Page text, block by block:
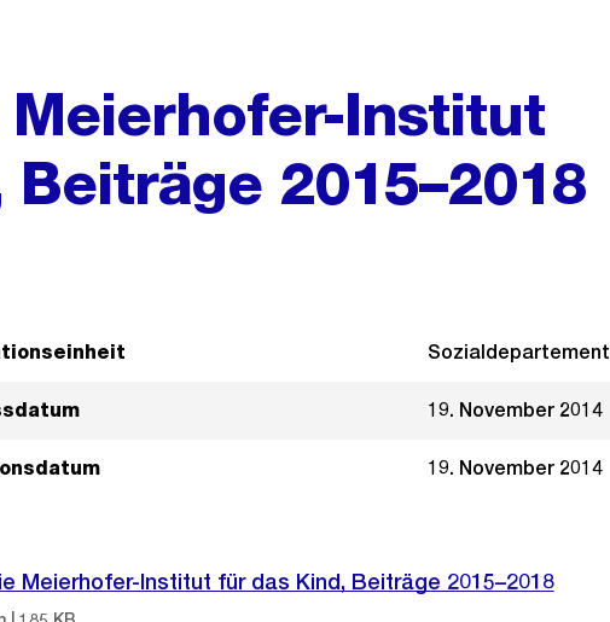
Meierhofer-Institut
2015–2018
Sozialdepartement
19. November 2014
19. November 2014
Meierhofer-Institut für das Kind, Beiträge 2015–2018